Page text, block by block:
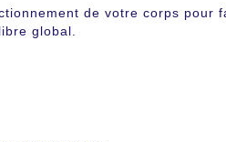
de votre corps pour
global.